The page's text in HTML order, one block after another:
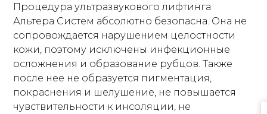
Процедура ультразвукового лифтинга
Альтера Систем абсолютно безопасна. Она не
сопровождается нарушением целостности
кожи, поэтому исключены инфекционные
осложнения и образование рубцов. Также
после нее не образуется пигментация,
покраснения и шелушение, не повышается
чувствительности к инсоляции, не